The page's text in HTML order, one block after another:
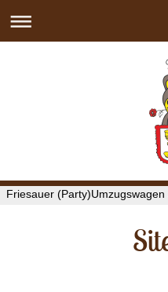
Friesauer